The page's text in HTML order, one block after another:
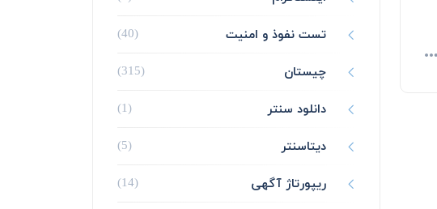
تست نفوذ و امنیت (40)
چیستان (315)
دانلود سنتر (1)
دیتاسنتر (5)
ریپورتاژ آگهی (14)